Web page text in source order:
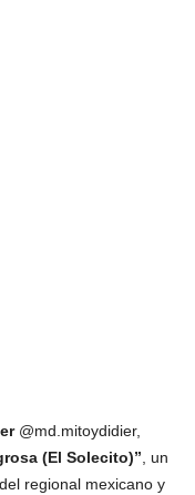
@md.mitoydidier,
(El Solecito)”, un
regional mexicano y